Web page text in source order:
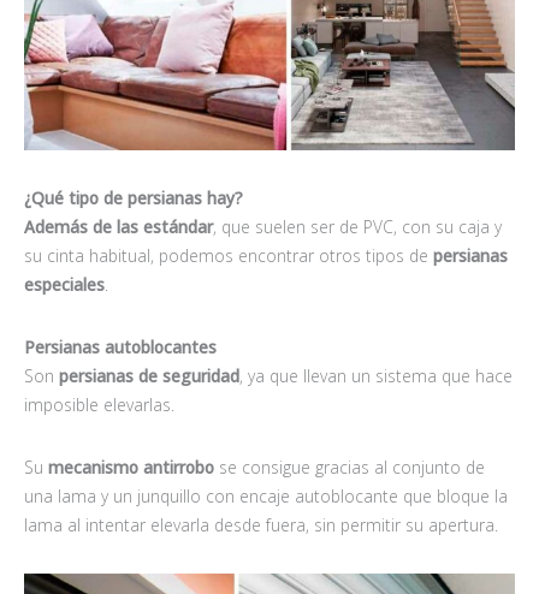
¿Qué tipo de persianas hay?
Además de las estándar, que suelen ser de PVC, con su caja y
su cinta habitual, podemos encontrar otros tipos de persianas
especiales.
Persianas autoblocantes
Son persianas de seguridad, ya que llevan un sistema que hace
imposible elevarlas.
Su mecanismo antirrobo se consigue gracias al conjunto de
una lama y un junquillo con encaje autoblocante que bloque la
lama al intentar elevarla desde fuera, sin permitir su apertura.